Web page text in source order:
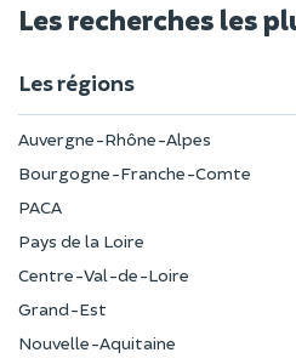
Les recherches les
Les régions
Auvergne-Rhône-Alpes
Bourgogne-Franche-Comte
PACA
Pays de la Loire
Centre-Val-de-Loire
Grand-Est
Nouvelle-Aquitaine